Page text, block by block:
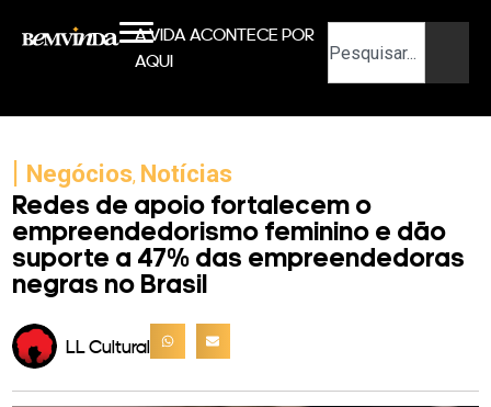
A VIDA ACONTECE POR
AQUI
| Negócios, Notícias
Redes de apoio fortalecem o
empreendedorismo feminino e dão
suporte a 47% das empreendedoras
negras no Brasil
LL Cultural